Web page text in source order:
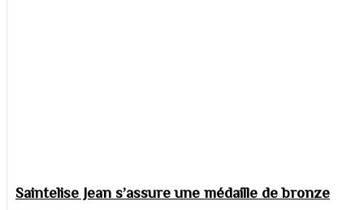
Saintelise Jean s’assure une médaille de bronze